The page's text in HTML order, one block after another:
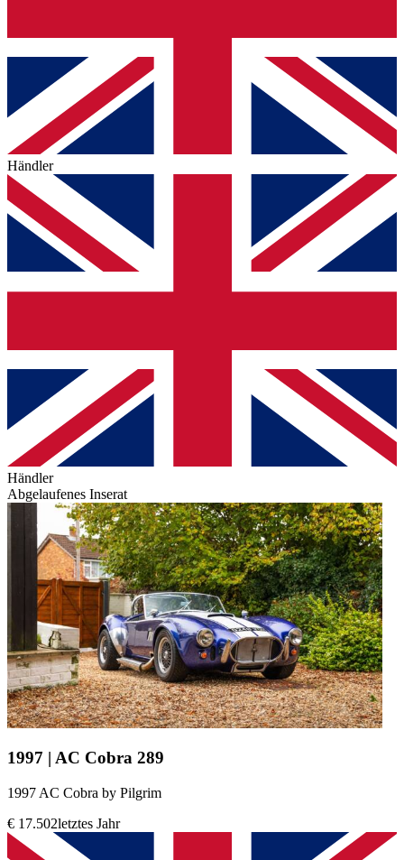
Händler
Händler
Abgelaufenes Inserat
1997 | AC Cobra 289
1997 AC Cobra by Pilgrim
€ 17.502letztes Jahr